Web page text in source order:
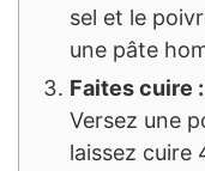
sel et le
une pâte
Faites cuire :
Versez une
laissez cuire